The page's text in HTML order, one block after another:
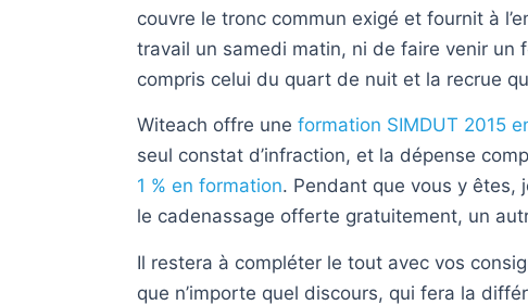
couvre le tronc commun exigé et fournit à
travail un samedi matin, ni de faire venir un
compris celui du quart de nuit et la recrue
Witeach offre une formation SIMDUT 2015
seul constat d’infraction, et la dépense
1 % en formation. Pendant que vous y êtes,
le cadenassage offerte gratuitement, un
Il restera à compléter le tout avec vos
que n’importe quel discours, qui fera la